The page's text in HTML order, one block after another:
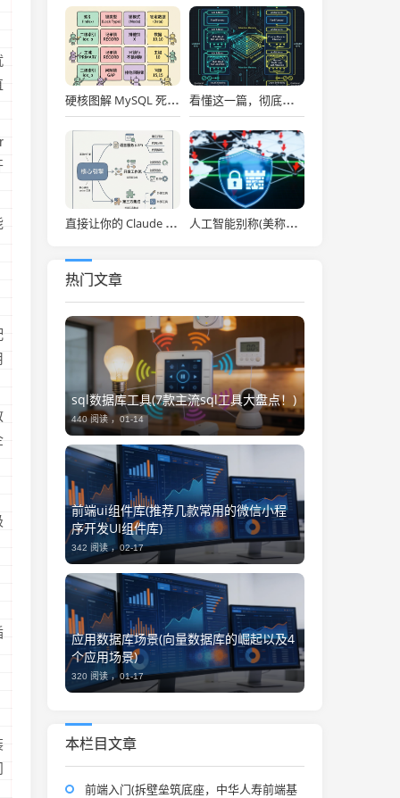
硬核图解 MySQL 死锁：为什么两个看似不冲突的 Update 和 Insert 会掐死对方？ 看懂这一篇，彻底通关大模型底层！图解 Transformer 核心架构与自注意力机制！
直接让你的 Claude Code 效率拉满，Anthropic 官方神级插件开源了！ 人工智能别称(美称中国一人工智能企业违反美出口管制 外交部：中方已多次表明原则立场)
热门文章
sql数据库工具(7款主流sql工具大盘点！)
440 阅读 ，01-14
前端ui组件库(推荐几款常用的微信小程
序开发UI组件库)
342 阅读 ，02-17
应用数据库场景(向量数据库的崛起以及4
个应用场景)
320 阅读 ，01-17
本栏目文章
前端入门(拆壁垒筑底座，中华人寿前端基